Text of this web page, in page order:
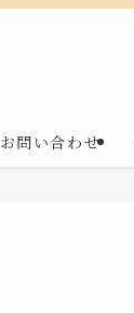
お問い合わせ